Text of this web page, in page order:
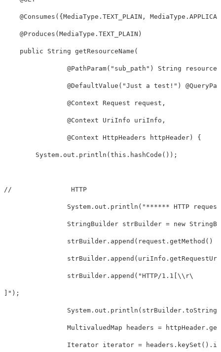
@Consumes({MediaType.TEXT_PLAIN,
    @Produces(MediaType.TEXT_PLAIN)
    public String getResourceName(
        System.out.println(this.hashCode());
//		 HTTP
		strBuilder.append("HTTP/1.1[\\r\
]");
		MultivaluedMap
headers =
		Iterator
iterator =